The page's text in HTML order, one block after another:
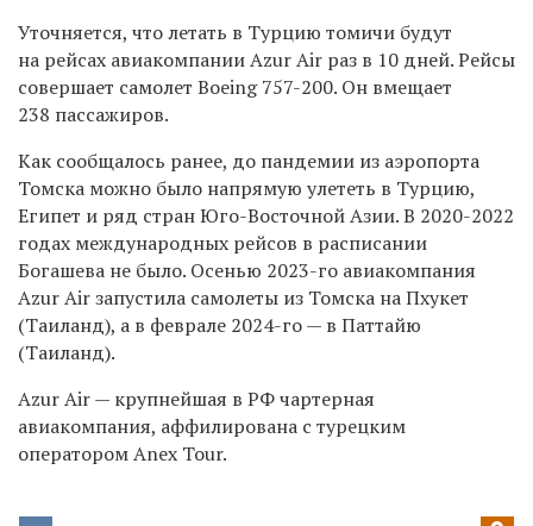
Уточняется, что летать в Турцию томичи будут
на рейсах авиакомпании Azur Air раз в 10 дней. Рейсы
совершает самолет Boeing 757-200. Он вмещает
238 пассажиров.
Как сообщалось ранее, до пандемии из аэропорта
Томска можно было напрямую улететь в Турцию,
Египет и ряд стран Юго-Восточной Азии. В 2020-2022
годах международных рейсов в расписании
Богашева не было. Осенью 2023-го авиакомпания
Azur Air запустила самолеты из Томска на Пхукет
(Таиланд), а в феврале 2024-го — в Паттайю
(Таиланд).
Azur Air — крупнейшая в РФ чартерная
авиакомпания, аффилирована с турецким
оператором Anex Tour.